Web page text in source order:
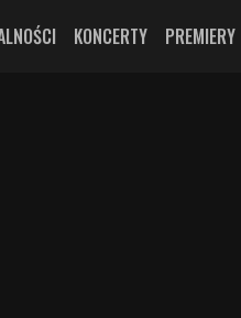
KONCERTY PREMIERY